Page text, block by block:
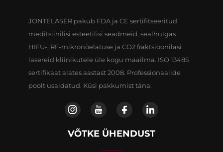
JONTELASER pakub FDA ja CE sertifitseeritud
meditsiinilisi esteetilisi seadmeid, sealhulgas
HIFU-, RF-mikronõelatuse ja CO2 fraktsioonilasi
lasereid kliinikutele üle kogu maailma. ISO 13485
sertifikaat alates aastast 2008. Professionaalide
poolt usaldatud. Küsi pakkumist täna.
VÕTKE ÜHENDUST